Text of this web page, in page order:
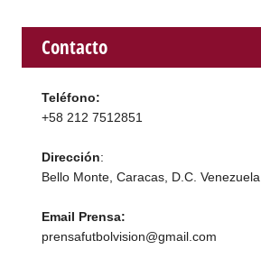
Contacto
Teléfono:
+58 212 7512851
Dirección:
Bello Monte, Caracas, D.C. Venezuela
Email Prensa:
prensafutbolvision@gmail.com